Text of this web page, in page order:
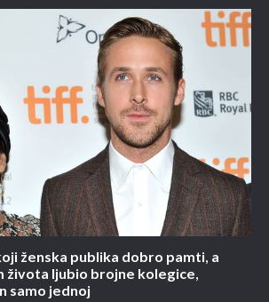
ženska publika dobro pamti, a
života ljubio brojne kolegice,
samo jednoj